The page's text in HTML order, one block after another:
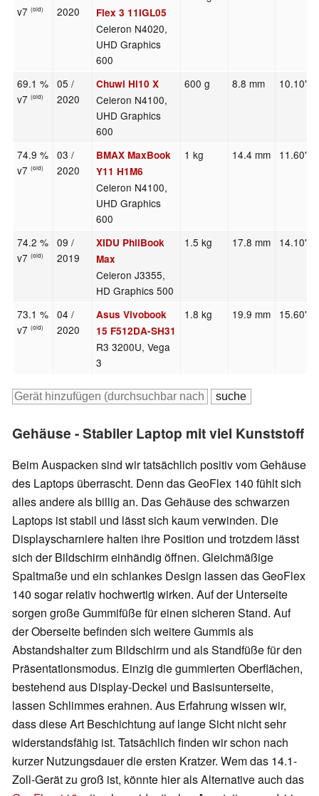
v7(old)
2020
Flex 3 11IGL05
Celeron N4020,
UHD Graphics
600
69.1 %
v7(old)
05 /
2020
Chuwi Hi10 X
Celeron N4100,
UHD Graphics
600
600 g 8.8 mm 10.10"
74.9 %
v7(old)
03 /
2020
BMAX MaxBook
Y11 H1M6
Celeron N4100,
UHD Graphics
600
1 kg 14.4 mm 11.60"
74.2 %
v7(old)
09 /
2019
XIDU PhilBook
Max
Celeron J3355,
HD Graphics 500
1.5 kg 17.8 mm 14.10"
73.1 %
v7(old)
04 /
2020
Asus Vivobook
15 F512DA-SH31
R3 3200U, Vega
3
1.8 kg 19.9 mm 15.60"
Gehäuse - Stabiler Laptop mit viel Kunststoff
Beim Auspacken sind wir tatsächlich positiv vom Gehäuse
des Laptops überrascht. Denn das GeoFlex 140 fühlt sich
alles andere als billig an. Das Gehäuse des schwarzen
Laptops ist stabil und lässt sich kaum verwinden. Die
Displayscharniere halten ihre Position und trotzdem lässt
sich der Bildschirm einhändig öffnen. Gleichmäßige
Spaltmaße und ein schlankes Design lassen das GeoFlex
140 sogar relativ hochwertig wirken. Auf der Unterseite
sorgen große Gummifüße für einen sicheren Stand. Auf
der Oberseite befinden sich weitere Gummis als
Abstandshalter zum Bildschirm und als Standfüße für den
Präsentationsmodus. Einzig die gummierten Oberflächen,
bestehend aus Display-Deckel und Basisunterseite,
lassen Schlimmes erahnen. Aus Erfahrung wissen wir,
dass diese Art Beschichtung auf lange Sicht nicht sehr
widerstandsfähig ist. Tatsächlich finden wir schon nach
kurzer Nutzungsdauer die ersten Kratzer. Wem das 14.1-
Zoll-Gerät zu groß ist, könnte hier als Alternative auch das